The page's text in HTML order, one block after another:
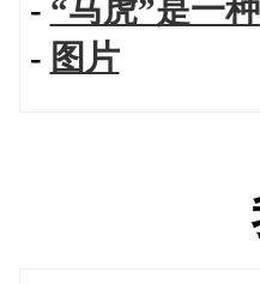
- “马虎”是一
- 图片